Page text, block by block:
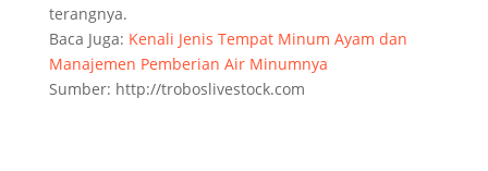
terangnya.
Baca Juga: Kenali Jenis Tempat Minum Ayam dan
Manajemen Pemberian Air Minumnya
Sumber: http://troboslivestock.com